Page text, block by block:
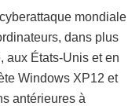
mondiale
dans plus
aux États-Unis et en
Windows XP12 et
antérieures à